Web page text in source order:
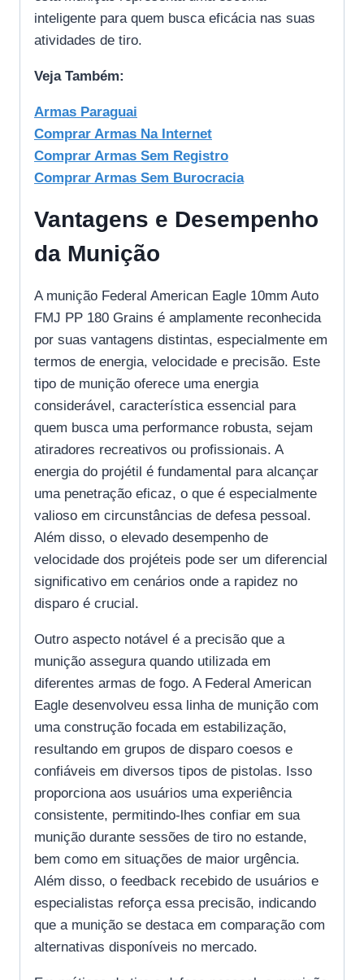
inteligente para quem busca eficácia nas suas
atividades de tiro.
Veja Também:
Armas Paraguai
Comprar Armas Na Internet
Comprar Armas Sem Registro
Comprar Armas Sem Burocracia
Vantagens e Desempenho
da Munição
A munição Federal American Eagle 10mm Auto
FMJ PP 180 Grains é amplamente reconhecida
por suas vantagens distintas, especialmente em
termos de energia, velocidade e precisão. Este
tipo de munição oferece uma energia
considerável, característica essencial para
quem busca uma performance robusta, sejam
atiradores recreativos ou profissionais. A
energia do projétil é fundamental para alcançar
uma penetração eficaz, o que é especialmente
valioso em circunstâncias de defesa pessoal.
Além disso, o elevado desempenho de
velocidade dos projéteis pode ser um diferencial
significativo em cenários onde a rapidez no
disparo é crucial.
Outro aspecto notável é a precisão que a
munição assegura quando utilizada em
diferentes armas de fogo. A Federal American
Eagle desenvolveu essa linha de munição com
uma construção focada em estabilização,
resultando em grupos de disparo coesos e
confiáveis em diversos tipos de pistolas. Isso
proporciona aos usuários uma experiência
consistente, permitindo-lhes confiar em sua
munição durante sessões de tiro no estande,
bem como em situações de maior urgência.
Além disso, o feedback recebido de usuários e
especialistas reforça essa precisão, indicando
que a munição se destaca em comparação com
alternativas disponíveis no mercado.